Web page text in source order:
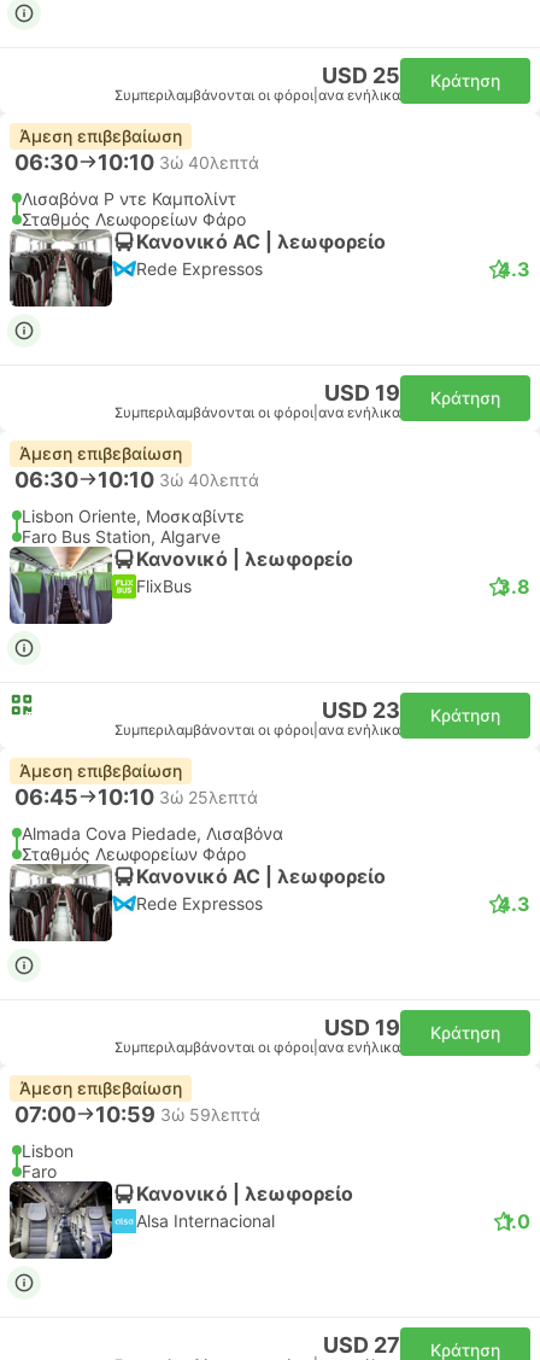
USD 25
Συμπεριλαμβάνονται οι φόροι ανα ενήλικα
Κράτηση
Άμεση επιβεβαίωση
06:30 10:10 3ώ 40λεπτά
Λισαβόνα Ρ ντε Καμπολίντ
Σταθμός Λεωφορείων Φάρο
Κανονικό AC | λεωφορείο
Rede Expressos 4.3
USD 19
Συμπεριλαμβάνονται οι φόροι ανα ενήλικα
Κράτηση
Άμεση επιβεβαίωση
06:30 10:10 3ώ 40λεπτά
Lisbon Oriente, Μοσκαβίντε
Faro Bus Station, Algarve
Κανονικό | λεωφορείο
FlixBus 3.8
USD 23
Συμπεριλαμβάνονται οι φόροι ανα ενήλικα
Κράτηση
Άμεση επιβεβαίωση
06:45 10:10 3ώ 25λεπτά
Almada Cova Piedade, Λισαβόνα
Σταθμός Λεωφορείων Φάρο
Κανονικό AC | λεωφορείο
Rede Expressos 4.3
USD 19
Συμπεριλαμβάνονται οι φόροι ανα ενήλικα
Κράτηση
Άμεση επιβεβαίωση
07:00 10:59 3ώ 59λεπτά
Lisbon
Faro
Κανονικό | λεωφορείο
Alsa Internacional 1.0
USD 27 Κράτηση